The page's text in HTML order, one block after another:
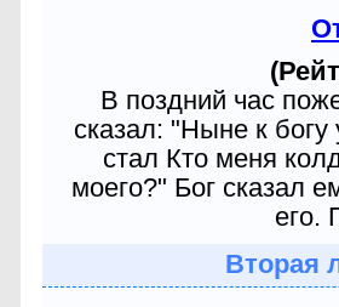
В поздний час
сказал: "Ныне к
стал Кто меня
моего?" Бог сказал
его.
Вторая